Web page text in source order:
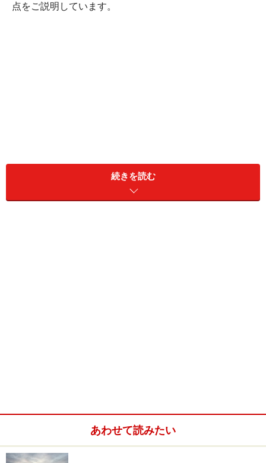
点をご説明しています。
110円の時に円貨を米ドルに換えて外貨建て預金を買
い、満期時（１ドル130円）に円貨に換えて引き下ろし
たケースを想定します。利息とは別に、円安による効果
続きを読む
あわせて読みたい